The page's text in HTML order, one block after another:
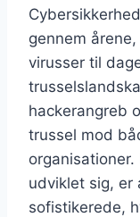
gennem
virusser til
hackerangreb
trussel mod
udviklet sig, er
sofistikerede,